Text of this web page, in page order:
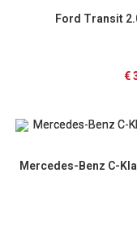
Ford Transit
€
Mercedes-Benz C-